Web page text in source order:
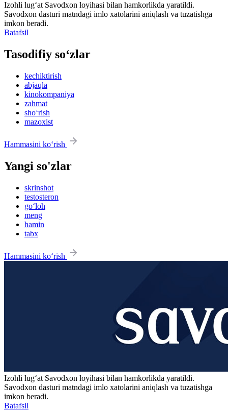
Izohli lugʻat Savodxon loyihasi bilan hamkorlikda yaratildi.
Savodxon dasturi matndagi imlo xatolarini aniqlash va tuzatishga
imkon beradi.
Batafsil
Tasodifiy so‘zlar
kechiktirish
abjaqla
kinokompaniya
zahmat
sho‘rish
mazoxist
Hammasini ko‘rish
Yangi so'zlar
skrinshot
testosteron
go‘loh
meng
hamin
tabx
Hammasini ko‘rish
Izohli lugʻat Savodxon loyihasi bilan hamkorlikda yaratildi.
Savodxon dasturi matndagi imlo xatolarini aniqlash va tuzatishga
imkon beradi.
Batafsil